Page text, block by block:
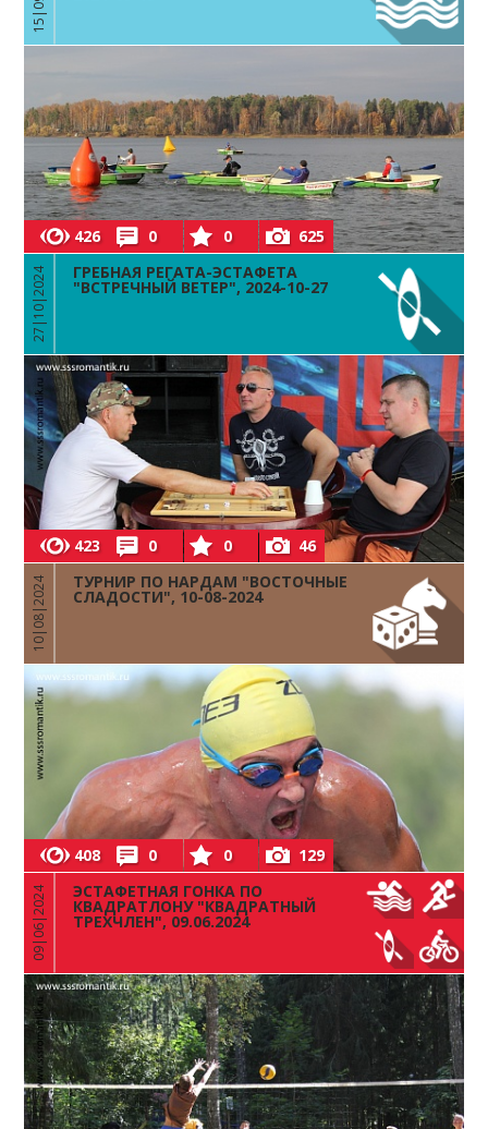
426 0 0 625
27|10|2024 ГРЕБНАЯ РЕГАТА-ЭСТАФЕТА
"ВСТРЕЧНЫЙ ВЕТЕР", 2024-10-27
423 0 0 46
10|08|2024 ТУРНИР ПО НАРДАМ "ВОСТОЧНЫЕ
СЛАДОСТИ", 10-08-2024
408 0 0 129
09|06|2024 ЭСТАФЕТНАЯ ГОНКА ПО
КВАДРАТЛОНУ "КВАДРАТНЫЙ
ТРЕХЧЛЕН", 09.06.2024